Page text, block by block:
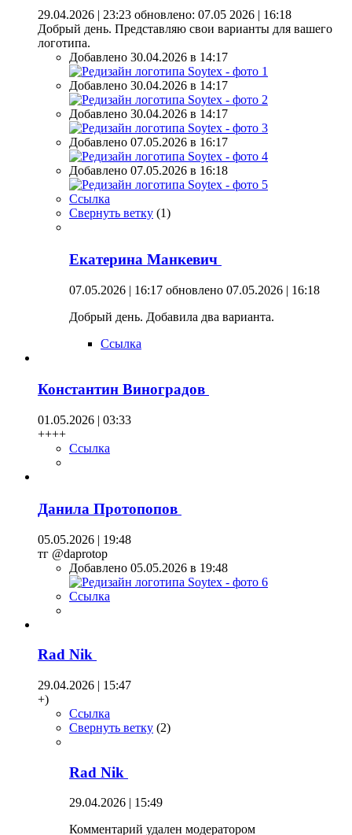
29.04.2026 | 23:23 обновлено: 07.05 2026 | 16:18
Добрый день. Представляю свои варианты для вашего
логотипа.
Добавлено 30.04.2026 в 14:17
Добавлено 30.04.2026 в 14:17
Добавлено 30.04.2026 в 14:17
Добавлено 07.05.2026 в 16:17
Добавлено 07.05.2026 в 16:18
Ссылка
Свернуть ветку (1)
Екатерина Манкевич
07.05.2026 | 16:17 обновлено 07.05.2026 | 16:18
Добрый день. Добавила два варианта.
Ссылка
Константин Виноградов
01.05.2026 | 03:33
++++
Ссылка
Данила Протопопов
05.05.2026 | 19:48
тг @daprotop
Добавлено 05.05.2026 в 19:48
Ссылка
Rad Nik
29.04.2026 | 15:47
+)
Ссылка
Свернуть ветку (2)
Rad Nik
29.04.2026 | 15:49
Комментарий удален модератором